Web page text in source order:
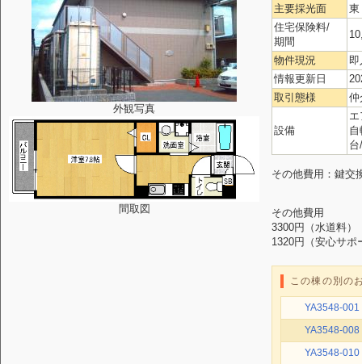
外観写真
間取図
主要採光面
東
住宅保険料/
期間
物件現況
情報更新日
取引態様
仲
設備
その他費用：鍵交
その他費用
3300円（水道料）
1320円（安心サポ
この棟の別の
YA3548-001
YA3548-008
YA3548-010